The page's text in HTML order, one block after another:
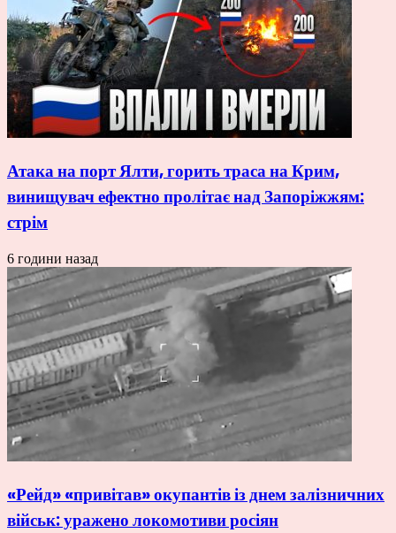
Атака на порт Ялти, горить траса на Крим,
винищувач ефектно пролітає над Запоріжжям:
стрім
6 години назад
«Рейд» «привітав» окупантів із днем залізничних
військ: уражено локомотиви росіян